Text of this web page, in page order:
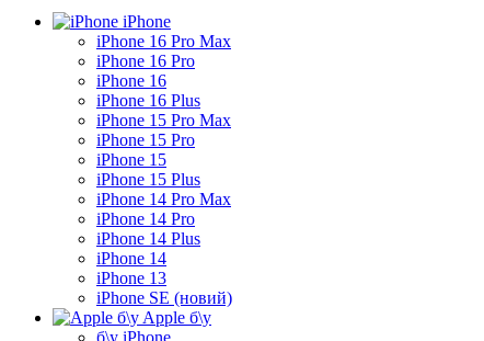
iPhone
iPhone 16 Pro Max
iPhone 16 Pro
iPhone 16
iPhone 16 Plus
iPhone 15 Pro Max
iPhone 15 Pro
iPhone 15
iPhone 15 Plus
iPhone 14 Pro Max
iPhone 14 Pro
iPhone 14 Plus
iPhone 14
iPhone 13
iPhone SE (новий)
Apple б\у
б\у iPhone